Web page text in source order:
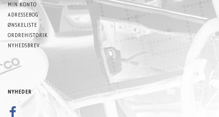
MIN KONTO
ADRESSEBOG
ØNSKELISTE
ORDREHISTORIK
NYHEDSBREV
NYHEDER